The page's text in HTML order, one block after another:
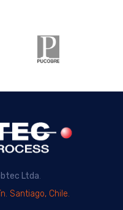
Ltda.
Santiago, Chile.